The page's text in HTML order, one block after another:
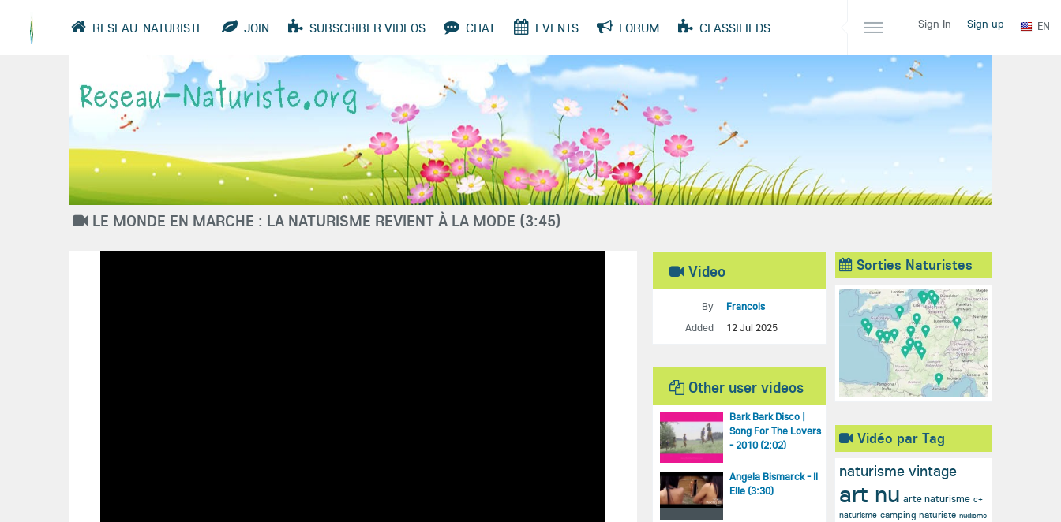
Sign In Sign up EN
RESEAU-NATURISTE JOIN SUBSCRIBER VIDEOS CHAT EVENTS FORUM CLASSIFIEDS
SITES GROUPS QUESTIONS
LE MONDE EN MARCHE : LA NATURISME REVIENT À LA MODE (3:45)
Video
By
Francois
Added
12 Jul 2025
Other user videos
Bark Bark Disco |
Song For The Lovers
- 2010 (2:02)
Angela Bismarck - Il
Elle (3:30)
Sorties Naturistes
Vidéo par Tag
naturisme vintage
art nu arte naturisme c+
naturisme camping naturiste nudisme